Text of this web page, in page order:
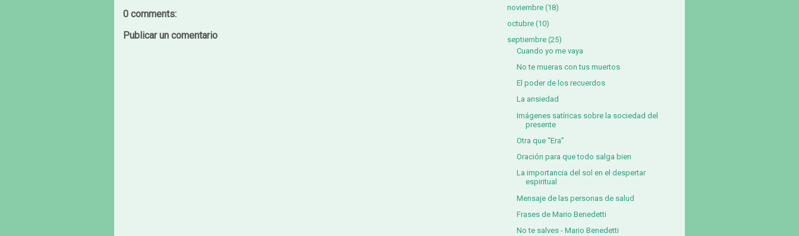
0 comments:
Publicar un comentario
noviembre (18)
octubre (10)
septiembre (25)
Cuando yo me vaya
No te mueras con tus muertos
El poder de los recuerdos
La ansiedad
Imágenes satíricas sobre la sociedad del
presente
Otra que “Era”
Oración para que todo salga bien
La importancia del sol en el despertar
espiritual
Mensaje de las personas de salud
Frases de Mario Benedetti
No te salves - Mario Benedetti